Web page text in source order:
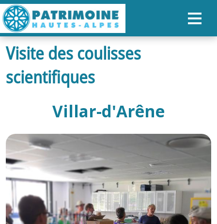
ACCUEIL
CARTE
RANDONNÉES
ORGANISER SON SÉJOUR
RECHERCHER
FR
Visite des coulisses
scientifiques
Villar-d'Arêne